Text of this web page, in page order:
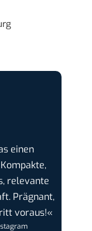
einen
relevante
Prägnant,
voraus!«